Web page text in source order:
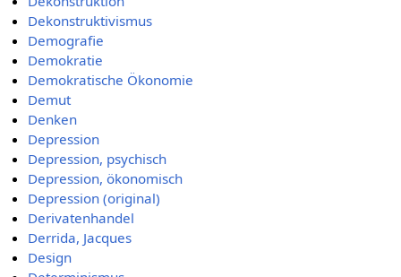
Dekonstruktivismus
Demografie
Demokratie
Demokratische Ökonomie
Demut
Denken
Depression
Depression, psychisch
Depression, ökonomisch
Depression (original)
Derivatenhandel
Derrida, Jacques
Design